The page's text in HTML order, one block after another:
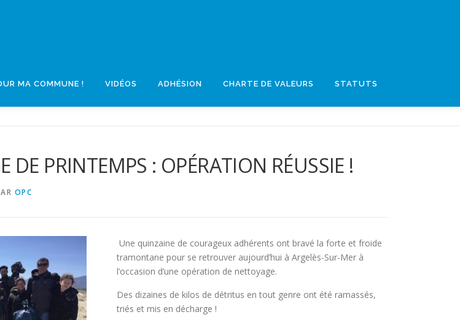
MA COMMUNE ! VIDÉOS ADHÉSION CHARTE DE VALEURS STATUTS
DE PRINTEMPS : OPÉRATION RÉUSSIE !
OPC
Une quinzaine de courageux adhérents ont bravé la forte et froide
tramontane pour se retrouver aujourd’hui à Argelès-Sur-Mer à
l’occasion d’une opération de nettoyage.
Des dizaines de kilos de détritus en tout genre ont été ramassés,
triés et mis en décharge !